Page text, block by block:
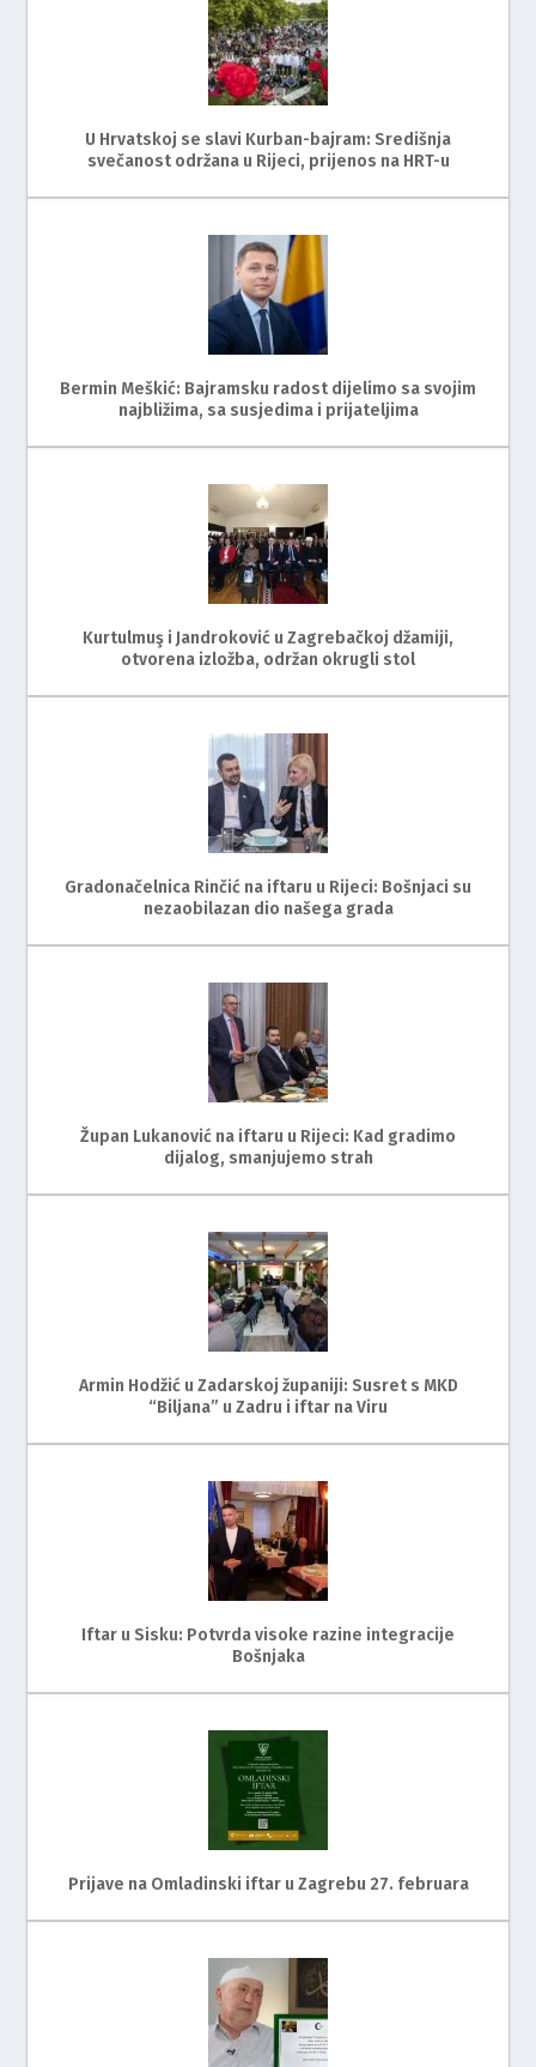
U Hrvatskoj se slavi Kurban-bajram: Središnja
svečanost održana u Rijeci, prijenos na HRT-u
Bermin Meškić: Bajramsku radost dijelimo sa svojim
najbližima, sa susjedima i prijateljima
Kurtulmuş i Jandroković u Zagrebačkoj džamiji,
otvorena izložba, održan okrugli stol
Gradonačelnica Rinčić na iftaru u Rijeci: Bošnjaci su
nezaobilazan dio našega grada
Župan Lukanović na iftaru u Rijeci: Kad gradimo
dijalog, smanjujemo strah
Armin Hodžić u Zadarskoj županiji: Susret s MKD
“Biljana” u Zadru i iftar na Viru
Iftar u Sisku: Potvrda visoke razine integracije
Bošnjaka
Prijave na Omladinski iftar u Zagrebu 27. februara